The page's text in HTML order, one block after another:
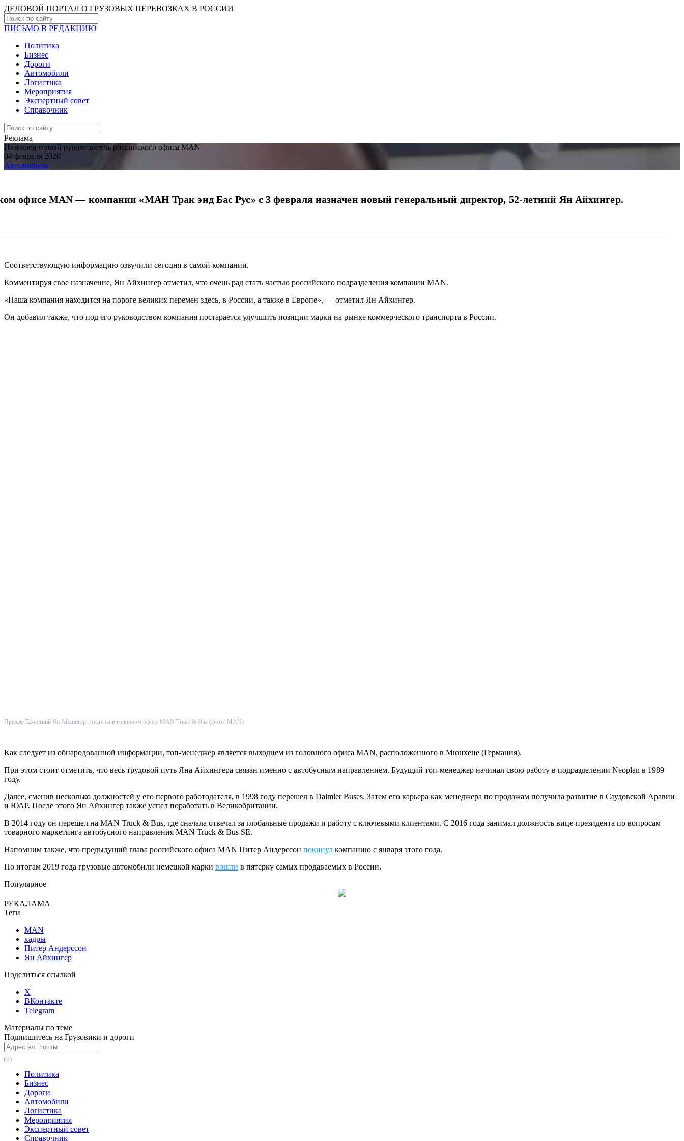
ДЕЛОВОЙ ПОРТАЛ О ГРУЗОВЫХ ПЕРЕВОЗКАХ В РОCСИИ
ПИСЬМО В РЕДАКЦИЮ
Политика
Бизнес
Дороги
Автомобили
Логистика
Мероприятия
Экспертный совет
Справочник
Реклама
Назначен новый руководитель российского офиса MAN
04 февраля 2020
Автомобили
офисе MAN — компании «МАН Трак энд Бас Рус» с 3 февраля назначен новый генеральный директор, 52-летний Ян Айхингер.
Соответствующую информацию озвучили сегодня в самой компании.
Комментируя свое назначение, Ян Айхингер отметил, что очень рад стать частью российского подразделения компании MAN.
«Наша компания находится на пороге великих перемен здесь, в России, а также в Европе», — отметил Ян Айхингер.
Он добавил также, что под его руководством компания постарается улучшить позиции марки на рынке коммерческого транспорта в России.
Прежде 52-летний Ян Айхингер трудился в головном офисе MAN Truck & Bus (фото: MAN)
Как следует из обнародованной информации, топ-менеджер является выходцем из головного офиса MAN, расположенного в Мюнхене (Германия).
При этом стоит отметить, что весь трудовой путь Яна Айхингера связан именно с автобусным направлением. Будущий топ-менеджер начинал свою работу в подразделении Neoplan в 1989
году.
Далее, сменив несколько должностей у его первого работодателя, в 1998 году перешел в Daimler Buses. Затем его карьера как менеджера по продажам получила развитие в Саудовской Аравии
и ЮАР. После этого Ян Айхингер также успел поработать в Великобритании.
В 2014 году он перешел на MAN Truck & Bus, где сначала отвечал за глобальные продажи и работу с ключевыми клиентами. С 2016 года занимал должность вице-президента по вопросам
товарного маркетинга автобусного направления MAN Truck & Bus SE.
Напомним также, что предыдущий глава российского офиса MAN Питер Андерссон покинул компанию с января этого года.
По итогам 2019 года грузовые автомобили немецкой марки вошли в пятерку самых продаваемых в России.
Популярное
РЕКАЛАМА
Теги
MAN
кадры
Питер Андерссон
Ян Айхингер
Поделиться ссылкой
X
ВКонтакте
Telegram
Материалы по теме
Подпишитесь на Грузовики и дороги
Политика
Бизнес
Дороги
Автомобили
Логистика
Мероприятия
Экспертный совет
Справочник